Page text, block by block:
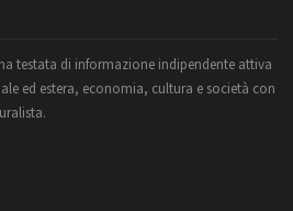
testata di informazione indipendente attiva
ed estera, economia, cultura e società con